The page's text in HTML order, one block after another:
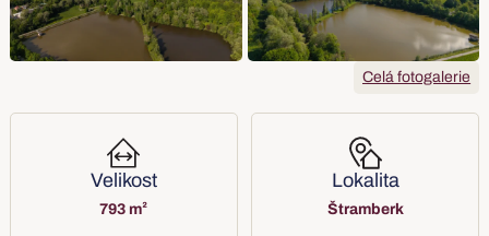
Celá fotogalerie
Velikost
793 m²
Lokalita
Štramberk